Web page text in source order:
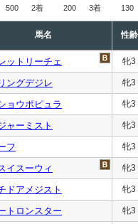
500 2着 200 3着 130
馬名 性齢
ットリーチェ 牝3
ングデジレ 牝3
ョウポピュラ 牝3
ャーミスト 牝3
フ 牝3
イスーウィ 牝3
ドアメジスト 牝3
トロンスター 牝3